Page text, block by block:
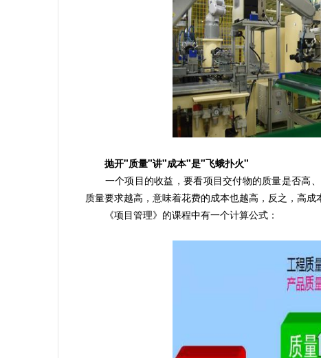
抛开"质量"讲"成本"是"飞蛾扑火"
一个项目的收益，要看项目交付物的质量是否高、
质量要求越高，意味着花费的成本也越高，反之，高成
《项目管理》的课程中有一个计算公式：